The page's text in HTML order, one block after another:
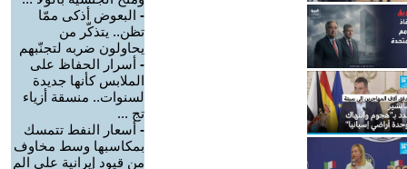
- البعوض أذكى ممّا
تظن.. يتذكّر من
يحاولون ضربه لتجنّبهم
- أسرار الحفاظ على
الملابس كأنها جديدة
لسنوات.. منسقة أزياء
تج ...
- أسعار النفط تتمسك
بمكاسبها وسط مخاوف
من قيود إيرانية على الم